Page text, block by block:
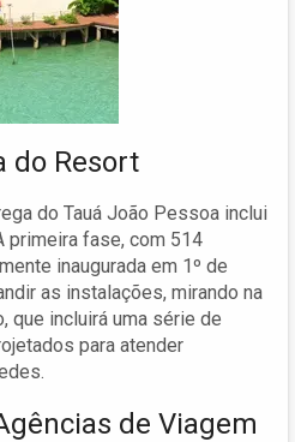
do Resort
do Tauá João Pessoa inclui
primeira fase, com 514
inaugurada em 1º de
as instalações, mirando na
que incluirá uma série de
para atender
de Viagem